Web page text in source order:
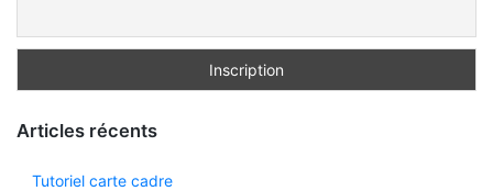
Articles récents
Tutoriel carte cadre